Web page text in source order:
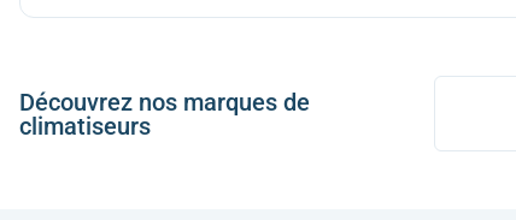
Découvrez nos marques de
climatiseurs